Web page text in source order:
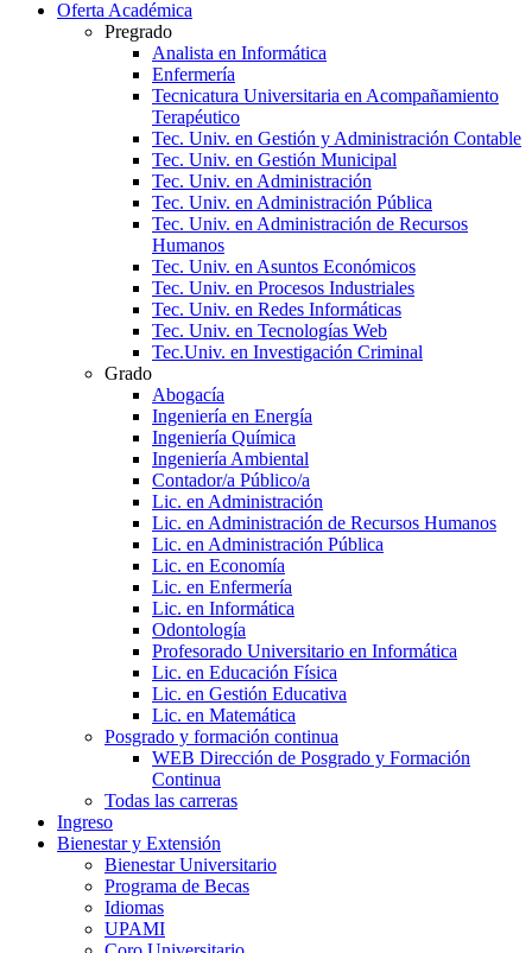
Oferta Académica
Pregrado
Analista en Informática
Enfermería
Tecnicatura Universitaria en Acompañamiento
Terapéutico
Tec. Univ. en Gestión y Administración Contable
Tec. Univ. en Gestión Municipal
Tec. Univ. en Administración
Tec. Univ. en Administración Pública
Tec. Univ. en Administración de Recursos
Humanos
Tec. Univ. en Asuntos Económicos
Tec. Univ. en Procesos Industriales
Tec. Univ. en Redes Informáticas
Tec. Univ. en Tecnologías Web
Tec.Univ. en Investigación Criminal
Grado
Abogacía
Ingeniería en Energía
Ingeniería Química
Ingeniería Ambiental
Contador/a Público/a
Lic. en Administración
Lic. en Administración de Recursos Humanos
Lic. en Administración Pública
Lic. en Economía
Lic. en Enfermería
Lic. en Informática
Odontología
Profesorado Universitario en Informática
Lic. en Educación Física
Lic. en Gestión Educativa
Lic. en Matemática
Posgrado y formación continua
WEB Dirección de Posgrado y Formación
Continua
Todas las carreras
Ingreso
Bienestar y Extensión
Bienestar Universitario
Programa de Becas
Idiomas
UPAMI